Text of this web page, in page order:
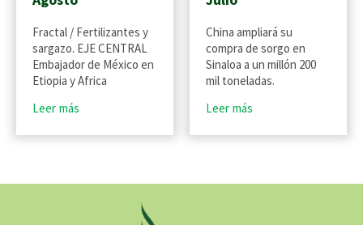
Fractal / Fertilizantes y
sargazo. EJE CENTRAL
Embajador de México en
Etiopia y Africa
Leer más
China ampliará su
compra de sorgo en
Sinaloa a un millón 200
mil toneladas.
Leer más